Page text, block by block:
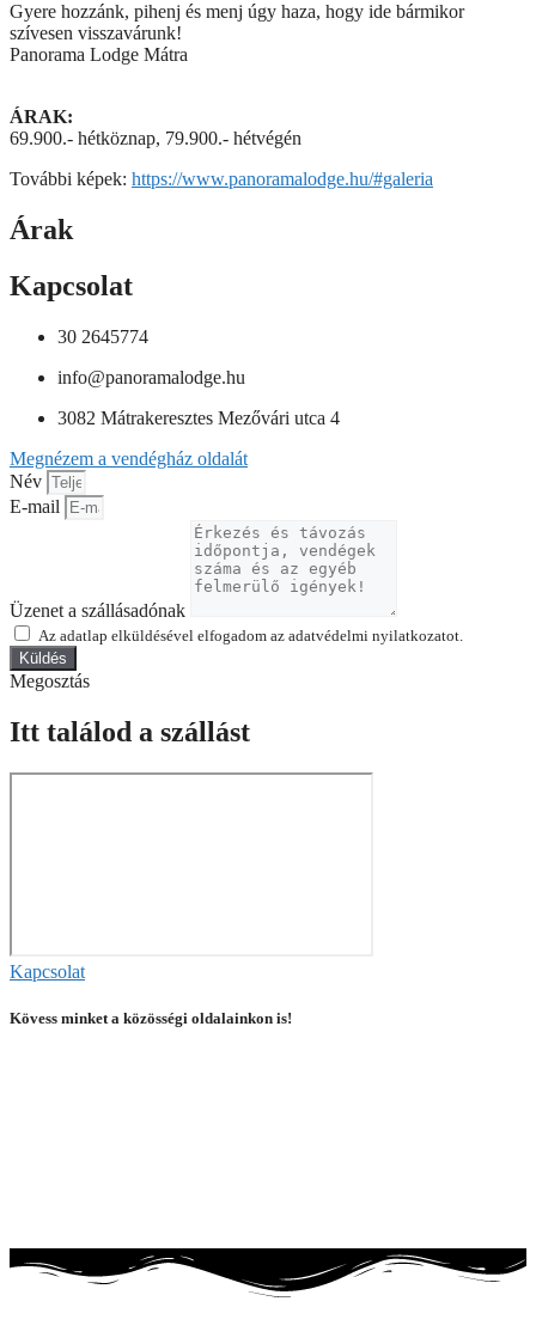
Gyere hozzánk, pihenj és menj úgy haza, hogy ide bármikor
szívesen visszavárunk!
Panorama Lodge Mátra
ÁRAK:
69.900.- hétköznap, 79.900.- hétvégén
További képek: https://www.panoramalodge.hu/#galeria
Árak
Kapcsolat
30 2645774
info@panoramalodge.hu
3082 Mátrakeresztes Mezővári utca 4
Megnézem a vendégház oldalát
Név
E-mail
Üzenet a szállásadónak
Az adatlap elküldésével elfogadom az adatvédelmi nyilatkozatot.
Küldés
Megosztás
Itt találod a szállást
Kapcsolat
Kövess minket a közösségi oldalainkon is!